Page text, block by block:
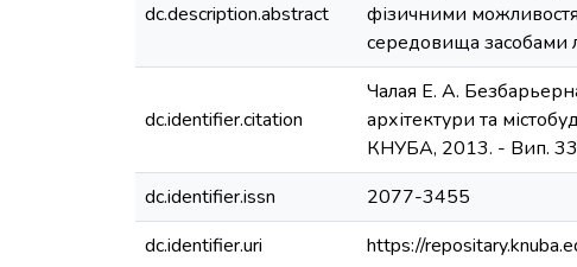
dc.description.abstract
фізичними
середовища засобами
dc.identifier.citation
Чалая Е. А.
архітектури та
КНУБА, 2013. - Вип. 33.
dc.identifier.issn
2077-3455
dc.identifier.uri
https://